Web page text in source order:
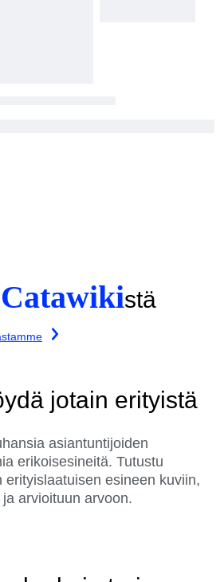
Catawikistä
jotain erityistä
asiantuntijoiden
erikoisesineitä. Tutustu
erityislaatuisen esineen kuviin,
arvioituun arvoon.